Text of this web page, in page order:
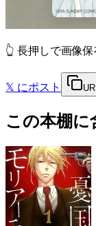
👆 長押しで画像
𝕏 にポスト
この本棚に